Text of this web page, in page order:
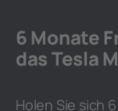
6 Monate
das Tesla
Holen Sie sich